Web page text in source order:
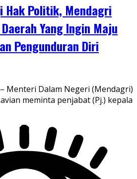
Hak Politik, Mendagri
Yang Ingin Maju
Pengunduran Diri
– Menteri Dalam Negeri (Mendagri)
meminta penjabat (Pj.) kepala